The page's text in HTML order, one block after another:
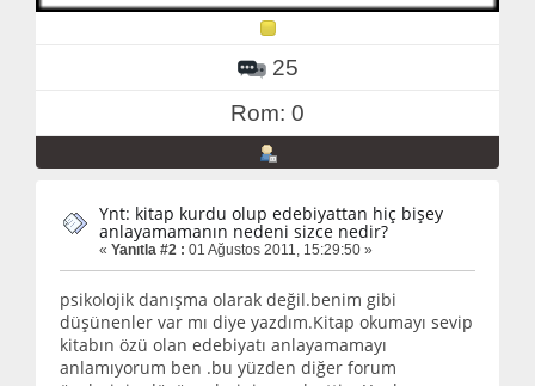
25
Rom: 0
Ynt: kitap kurdu olup edebiyattan hiç bişey
anlayamamanın nedeni sizce nedir?
« Yanıtla #2 : 01 Ağustos 2011, 15:29:50 »
psikolojik danışma olarak değil.benim gibi
düşünenler var mı diye yazdım.Kitap okumayı sevip
kitabın özü olan edebiyatı anlayamamayı
anlamıyorum ben .bu yüzden diğer forum